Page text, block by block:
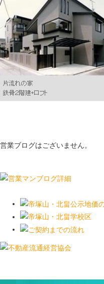
営業ブログはございません。